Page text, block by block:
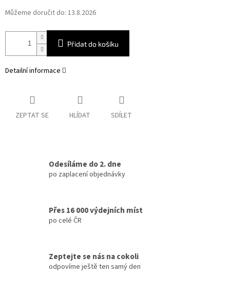
Můžeme doručit do: 13.8.2026
Přidat do košíku
Detailní informace
ZEPTAT SE HLÍDAT SDÍLET
Odesíláme do 2. dne
po zaplacení objednávky
Přes 16 000 výdejních míst
po celé ČR
Zeptejte se nás na cokoli
odpovíme ještě ten samý den